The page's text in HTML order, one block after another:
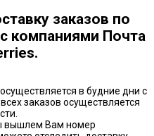
заказов по
компаниями Почта
в будние дни с
заказов осуществляется
вышлем Вам номер